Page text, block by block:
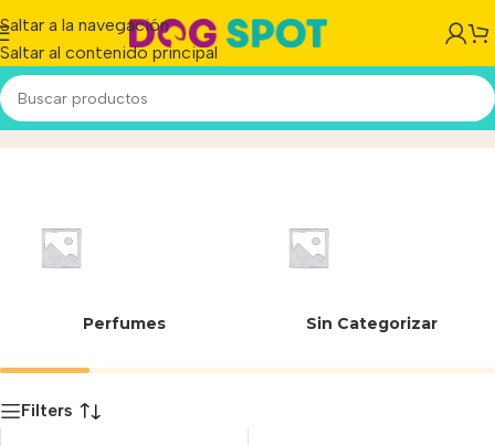
Saltar a la navegación
Saltar al contenido principal
7613035796119Inicio/Producto
Perfumes Sin Categorizar
Filters